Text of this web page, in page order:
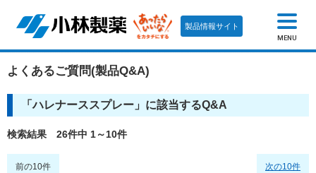
製品情報サイト
MENU
よくあるご質問(製品Q&A)
「ハレナーススプレー 」に該当するQ&A
検索結果 26件中 1～10件
前の10件 次の10件